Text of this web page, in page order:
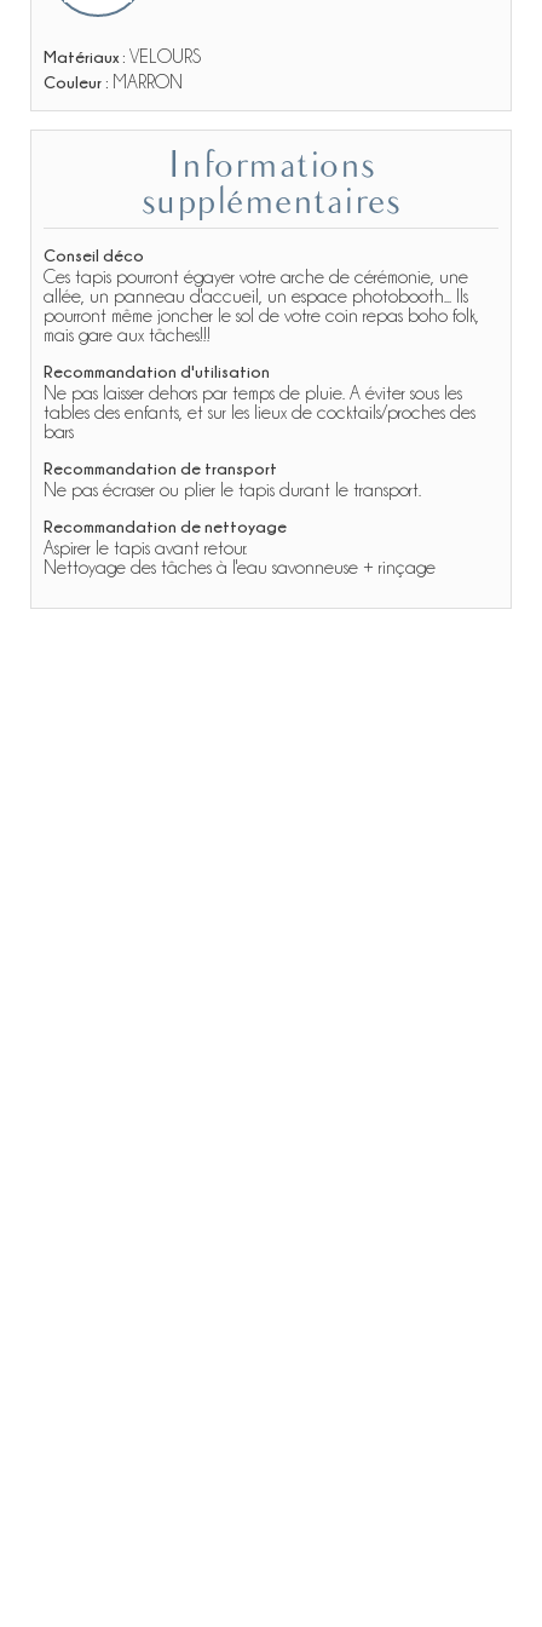
Tapis berbère Yvon (G)
Matériaux : VELOURS
Couleur : MARRON
supplémentaires
Conseil déco
Ces tapis pourront égayer votre arche de cérémonie, une
allée, un panneau d'accueil, un espace photobooth... Ils
pourront même joncher le sol de votre coin repas boho folk,
mais gare aux tâches!!!
Recommandation d'utilisation
Ne pas laisser dehors par temps de pluie. A éviter sous les
tables des enfants, et sur les lieux de cocktails/proches des
bars
Recommandation de transport
Ne pas écraser ou plier le tapis durant le transport.
Recommandation de nettoyage
Aspirer le tapis avant retour.
Nettoyage des tâches à l'eau savonneuse + rinçage